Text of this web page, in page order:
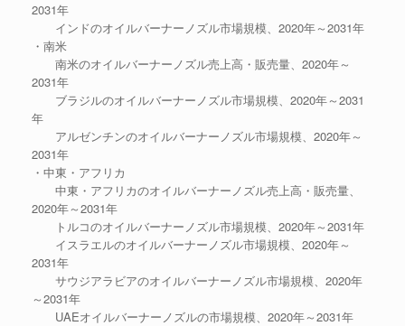
2031年
インドのオイルバーナーノズル市場規模、2020年～2031年
・南米
南米のオイルバーナーノズル売上高・販売量、2020年～
2031年
ブラジルのオイルバーナーノズル市場規模、2020年～2031
年
アルゼンチンのオイルバーナーノズル市場規模、2020年～
2031年
・中東・アフリカ
中東・アフリカのオイルバーナーノズル売上高・販売量、
2020年～2031年
トルコのオイルバーナーノズル市場規模、2020年～2031年
イスラエルのオイルバーナーノズル市場規模、2020年～
2031年
サウジアラビアのオイルバーナーノズル市場規模、2020年
～2031年
UAEオイルバーナーノズルの市場規模、2020年～2031年